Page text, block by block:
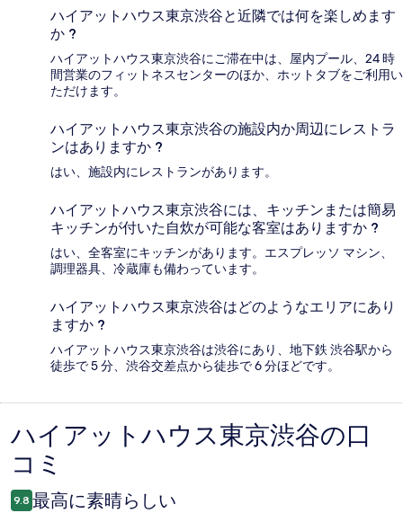
ハイアットハウス東京渋谷と近隣では何を楽しめます
か ?
ハイアットハウス東京渋谷にご滞在中は、屋内プール、24 時
間営業のフィットネスセンターのほか、ホットタブをご利用い
ただけます。
ハイアットハウス東京渋谷の施設内か周辺にレストラ
ンはありますか ?
はい、施設内にレストランがあります。
ハイアットハウス東京渋谷には、キッチンまたは簡易
キッチンが付いた自炊が可能な客室はありますか ?
はい、全客室にキッチンがあります。エスプレッソ マシン、
調理器具、冷蔵庫も備わっています。
ハイアットハウス東京渋谷はどのようなエリアにあり
ますか ?
ハイアットハウス東京渋谷は渋谷にあり、地下鉄 渋谷駅から
徒歩で 5 分、渋谷交差点から徒歩で 6 分ほどです。
口
コ
ミ
ハイアットハウス東京渋谷の口
コミ
9.8 最高に素晴らしい